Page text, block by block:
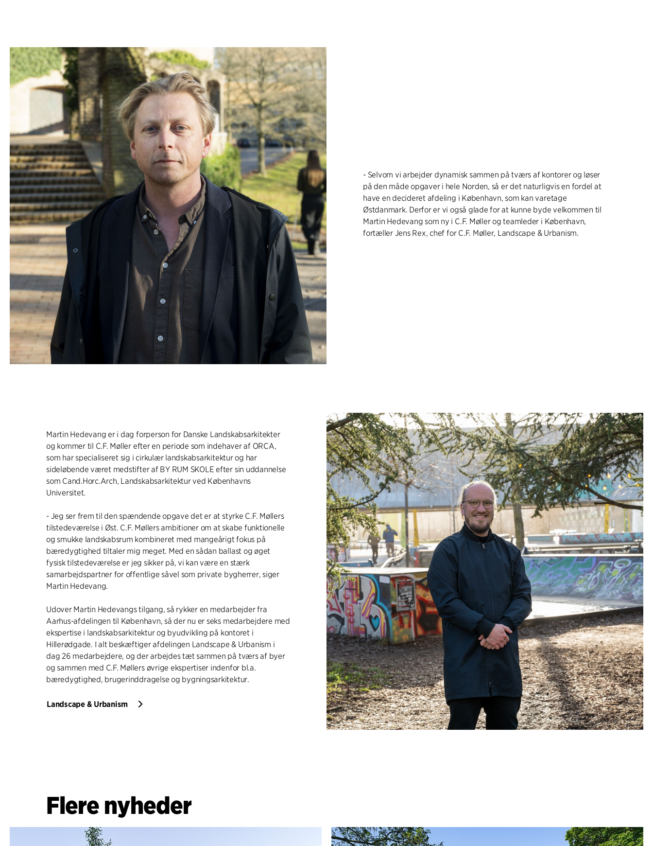
- Selvom vi arbejder dynamisk sammen på tværs af kontorer og løser
på den måde opgaver i hele Norden, så er det naturligvis en fordel at
have en decideret afdeling i København, som kan varetage
Østdanmark. Derfor er vi også glade for at kunne byde velkommen til
Martin Hedevang som ny i C.F. Møller og teamleder i København,
fortæller Jens Rex, chef for C.F. Møller, Landscape & Urbanism.
Martin Hedevang er i dag forperson for Danske Landskabsarkitekter
og kommer til C.F. Møller efter en periode som indehaver af ORCA,
som har specialiseret sig i cirkulær landskabsarkitektur og har
sideløbende været medstifter af BY RUM SKOLE efter sin uddannelse
som Cand.Horc.Arch, Landskabsarkitektur ved Københavns
Universitet.
- Jeg ser frem til den spændende opgave det er at styrke C.F. Møllers
tilstedeværelse i Øst. C.F. Møllers ambitioner om at skabe funktionelle
og smukke landskabsrum kombineret med mangeårigt fokus på
bæredygtighed tiltaler mig meget. Med en sådan ballast og øget
fysisk tilstedeværelse er jeg sikker på, vi kan være en stærk
samarbejdspartner for offentlige såvel som private bygherrer, siger
Martin Hedevang.
Udover Martin Hedevangs tilgang, så rykker en medarbejder fra
Aarhus-afdelingen til København, så der nu er seks medarbejdere med
ekspertise i landskabsarkitektur og byudvikling på kontoret i
Hillerødgade. I alt beskæftiger afdelingen Landscape & Urbanism i
dag 26 medarbejdere, og der arbejdes tæt sammen på tværs af byer
og sammen med C.F. Møllers øvrige ekspertiser indenfor bl.a.
bæredygtighed, brugerinddragelse og bygningsarkitektur.
Landscape & Urbanism
Flere nyheder